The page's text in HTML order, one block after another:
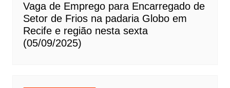
Vaga de Emprego para Encarregado de
Setor de Frios na padaria Globo em
Recife e região nesta sexta
(05/09/2025)